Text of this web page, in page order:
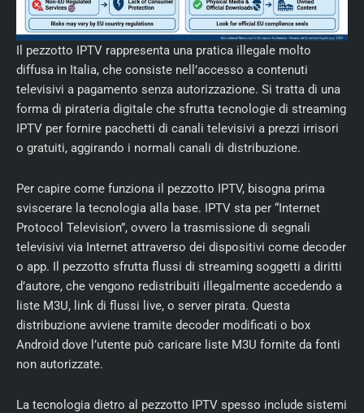
Il pezzotto IPTV rappresenta una pratica illegale molto
diffusa in Italia, che consiste nell’accesso a contenuti
televisivi a pagamento senza autorizzazione. Si tratta di una
forma di pirateria digitale che sfrutta tecnologie di streaming
IPTV per fornire pacchetti di canali televisivi a prezzi irrisori
o gratuiti, aggirando i normali canali di distribuzione.
Per capire come funziona il pezzotto IPTV, bisogna prima
sviscerare la tecnologia alla base. IPTV sta per “Internet
Protocol Television”, ovvero la trasmissione di segnali
televisivi via Internet attraverso dei dispositivi come decoder
o app. Il pezzotto sfrutta flussi di streaming soggetti a diritti
d’autore, che vengono redistribuiti illegalmente accedendo a
liste M3U, link di flussi live, o server pirata. Questa
distribuzione avviene tramite decoder modificati o box
Android dove l’utente può caricare liste M3U fornite da fonti
non autorizzate.
La tecnologia dietro al pezzotto IPTV spesso include sistemi